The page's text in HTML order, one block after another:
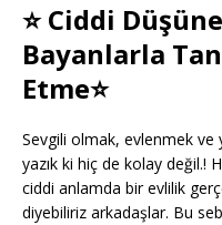
⭐ Ciddi
Bayanlarla
Etme⭐
Sevgili olmak, evlenmek ve
yazık ki hiç de kolay değil.!
ciddi anlamda bir evlilik
diyebiliriz arkadaşlar. Bu